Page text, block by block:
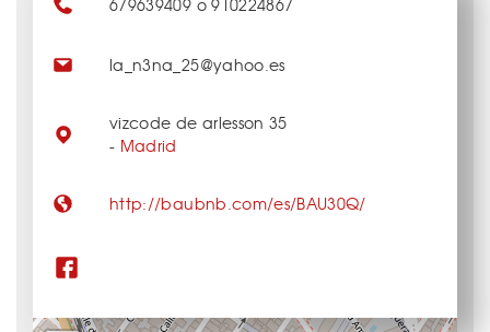
679639409 o 910224867
la_n3na_25@yahoo.es
vizcode de arlesson 35
- Madrid
http://baubnb.com/es/BAU30Q/